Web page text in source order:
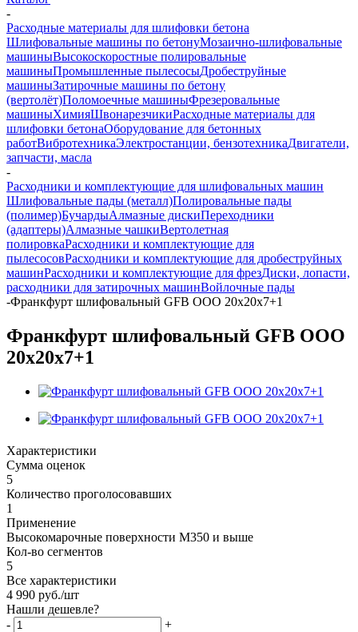
-
Расходные материалы для шлифовки бетона
Шлифовальные машины по бетонуМозаично-шлифовальные
машиныВысокоскоростные полировальные
машиныПромышленные пылесосыДробеструйные
машиныЗатирочные машины по бетону
(вертолёт)Поломоечные машиныФрезеровальные
машиныХимияШвонарезчикиРасходные материалы для
шлифовки бетонаОборудование для бетонных
работВибротехникаЭлектростанции, бензотехникаДвигатели,
запчасти, масла
-
Расходники и комплектующие для шлифовальных машин
Шлифовальные пады (металл)Полировальные пады
(полимер)БучардыАлмазные дискиПереходники
(адаптеры)Алмазные чашкиВертолетная
полировкаРасходники и комплектующие для
пылесосовРасходники и комплектующие для дробеструйных
машинРасходники и комплектующие для фрезДиски, лопасти,
расходники для затирочных машинВойлочные пады
-Франкфурт шлифовальный GFB OOO 20x20x7+1
Франкфурт шлифовальный GFB OOO
20x20x7+1
Характеристики
Сумма оценок
5
Количество проголосовавших
1
Применение
Высокомарочные поверхности M350 и выше
Кол-во сегментов
5
Все характеристики
4 990 руб./шт
Нашли дешевле?
-
+